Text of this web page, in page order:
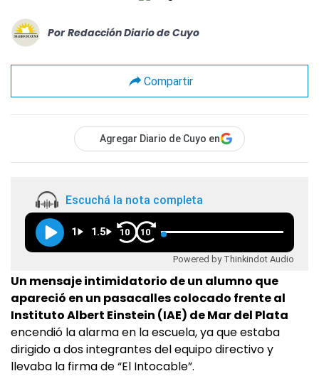
Por Redacción Diario de Cuyo
Compartir
Agregar Diario de Cuyo en
Escuchá la nota completa
1 1.5 10 10
Powered by Thinkindot Audio
Un mensaje intimidatorio de un alumno que
apareció en un pasacalles colocado frente al
Instituto Albert Einstein (IAE) de Mar del Plata
encendió la alarma en la escuela, ya que estaba
dirigido a dos integrantes del equipo directivo y
llevaba la firma de “El Intocable”.